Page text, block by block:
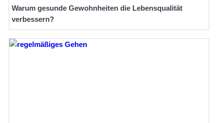
Warum gesunde Gewohnheiten die Lebensqualität
verbessern?